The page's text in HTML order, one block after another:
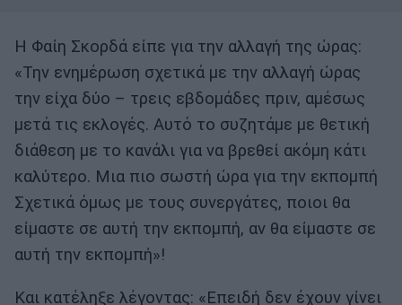
Η Φαίη Σκορδά είπε για την αλλαγή της ώρας:
«Την ενημέρωση σχετικά με την αλλαγή ώρας
την είχα δύο – τρεις εβδομάδες πριν, αμέσως
μετά τις εκλογές. Αυτό το συζητάμε με θετική
διάθεση με το κανάλι για να βρεθεί ακόμη κάτι
καλύτερο. Μια πιο σωστή ώρα για την εκπομπή
Σχετικά όμως με τους συνεργάτες, ποιοι θα
είμαστε σε αυτή την εκπομπή, αν θα είμαστε σε
αυτή την εκπομπή»!
Και κατέληξε λέγοντας: «Επειδή δεν έχουν γίνει